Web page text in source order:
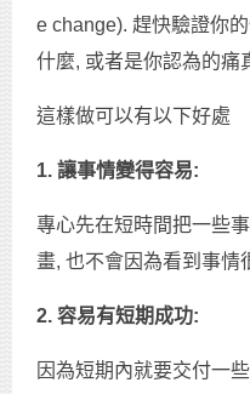
e change). 趕快驗證你
什麼, 或者是你認為的痛
這樣做可以有以下好處
1. 讓事情變得容易:
專心先在短時間把一些
畫, 也不會因為看到事情
2. 容易有短期成功:
因為短期內就要交付一